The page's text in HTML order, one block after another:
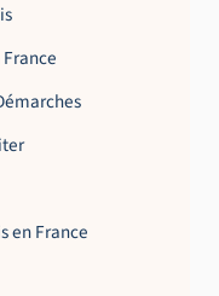
en France